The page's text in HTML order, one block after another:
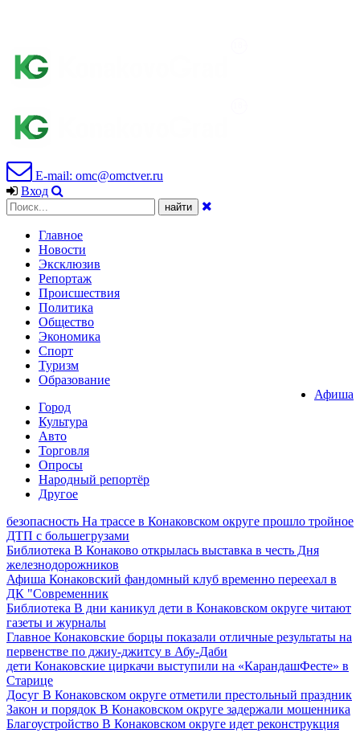
E-mail: omc@omctver.ru
Вход
Главное
Новости
Эксклюзив
Репортаж
Происшествия
Политика
Общество
Экономика
Спорт
Туризм
Образование
Афиша
Город
Культура
Авто
Торговля
Опросы
Народный репортёр
Другое
безопасность На трассе в Конаковском округе прошло тройное
ДТП с большегрузами
Библиотека В Конаково открылась выставка в честь Дня
железнодорожников
Афиша Конаковский фандомный клуб временно переехал в
ДК "Современник
Библиотека В дни каникул дети в Конаковском округе читают
газеты и журналы
Главное Конаковские борцы показали отличные результаты на
первенстве по джиу-джитсу в Абу-Даби
дети Конаковские циркачи выступили на «КарандашФесте» в
Старице
Досуг В Конаковском округе отметили престольный праздник
Закон и порядок В Конаковском округе задержали мошенника
Благоустройство В Конаковском округе идет реконструкция